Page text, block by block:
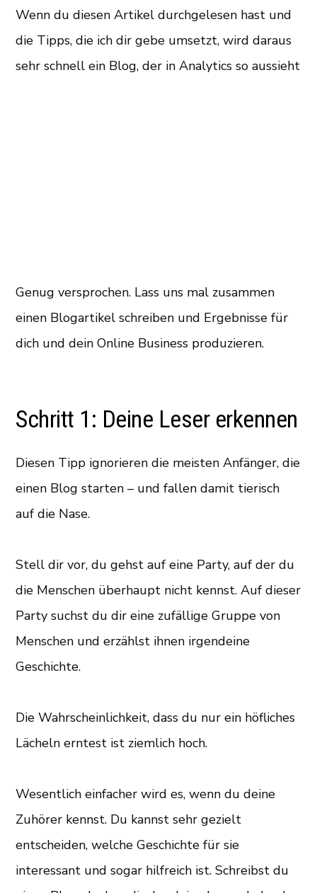
Wenn du diesen Artikel durchgelesen hast und
die Tipps, die ich dir gebe umsetzt, wird daraus
sehr schnell ein Blog, der in Analytics so aussieht
Genug versprochen. Lass uns mal zusammen
einen Blogartikel schreiben und Ergebnisse für
dich und dein Online Business produzieren.
Schritt 1: Deine Leser erkennen
Diesen Tipp ignorieren die meisten Anfänger, die
einen Blog starten – und fallen damit tierisch
auf die Nase.
Stell dir vor, du gehst auf eine Party, auf der du
die Menschen überhaupt nicht kennst. Auf dieser
Party suchst du dir eine zufällige Gruppe von
Menschen und erzählst ihnen irgendeine
Geschichte.
Die Wahrscheinlichkeit, dass du nur ein höfliches
Lächeln erntest ist ziemlich hoch.
Wesentlich einfacher wird es, wenn du deine
Zuhörer kennst. Du kannst sehr gezielt
entscheiden, welche Geschichte für sie
interessant und sogar hilfreich ist. Schreibst du